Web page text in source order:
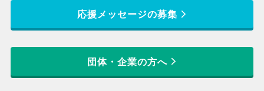
応援メッセージの募集
団体・企業の方へ